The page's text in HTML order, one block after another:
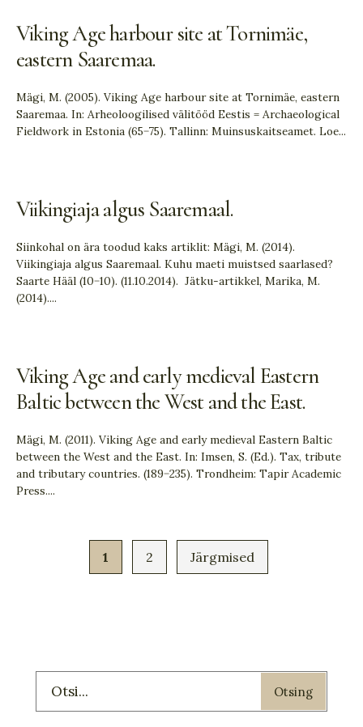
Viking Age harbour site at Tornimäe,
eastern Saaremaa.
Mägi, M. (2005). Viking Age harbour site at Tornimäe, eastern
Saaremaa. In: Arheoloogilised välitööd Eestis = Archaeological
Fieldwork in Estonia (65−75). Tallinn: Muinsuskaitseamet. Loe...
Viikingiaja algus Saaremaal.
Siinkohal on ära toodud kaks artiklit: Mägi, M. (2014).
Viikingiaja algus Saaremaal. Kuhu maeti muistsed saarlased?
Saarte Hääl (10−10). (11.10.2014). Jätku-artikkel, Marika, M.
(2014)....
Viking Age and early medieval Eastern
Baltic between the West and the East.
Mägi, M. (2011). Viking Age and early medieval Eastern Baltic
between the West and the East. In: Imsen, S. (Ed.). Tax, tribute
and tributary countries. (189−235). Trondheim: Tapir Academic
Press....
1 2 Järgmised
Otsing